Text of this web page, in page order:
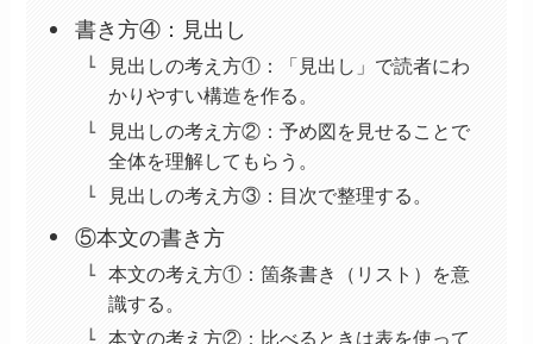
書き方④：見出し
見出しの考え方①：「見出し」で読者にわ
かりやすい構造を作る。
見出しの考え方②：予め図を見せることで
全体を理解してもらう。
見出しの考え方③：目次で整理する。
⑤本文の書き方
本文の考え方①：箇条書き（リスト）を意
識する。
本文の考え方②：比べるときは表を使って